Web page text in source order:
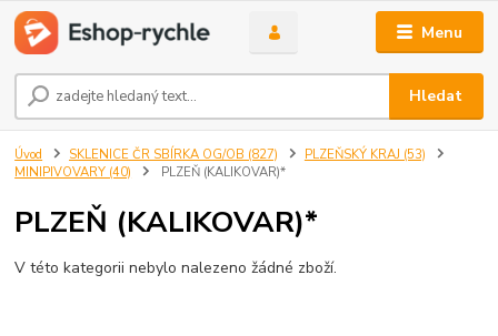
Menu
Hledat
Úvod SKLENICE ČR SBÍRKA OG/OB (827)
PLZEŇSKÝ KRAJ (53)
MINIPIVOVARY (40)
PLZEŇ (KALIKOVAR)*
PLZEŇ (KALIKOVAR)*
V této kategorii nebylo nalezeno žádné zboží.